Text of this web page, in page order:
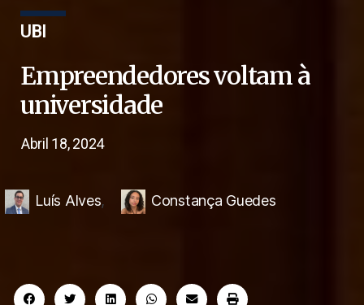
UBI
Empreendedores voltam à
universidade
Abril 18, 2024
Luís Alves, Constança Guedes